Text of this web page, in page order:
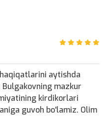
aytishda
mazkur
kirdikorlari
guvoh bo'lamiz. Olim